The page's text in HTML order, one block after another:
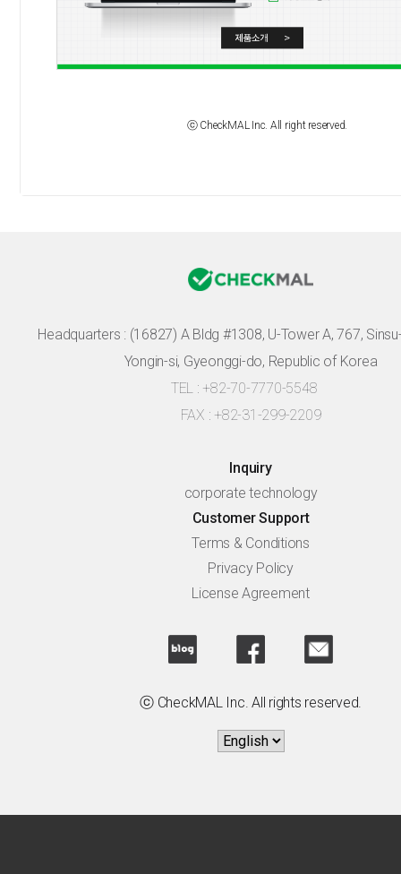
ⓒ CheckMAL Inc. All right reserved.
Headquarters : (16827) A Bldg #1308, U-Tower A, 767,
Yongin-si, Gyeonggi-do, Republic of Korea
TEL : +82-70-7770-5548
FAX : +82-31-299-2209
Inquiry
corporate technology
Customer Support
Terms & Conditions
Privacy Policy
License Agreement
ⓒ CheckMAL Inc. All rights reserved.